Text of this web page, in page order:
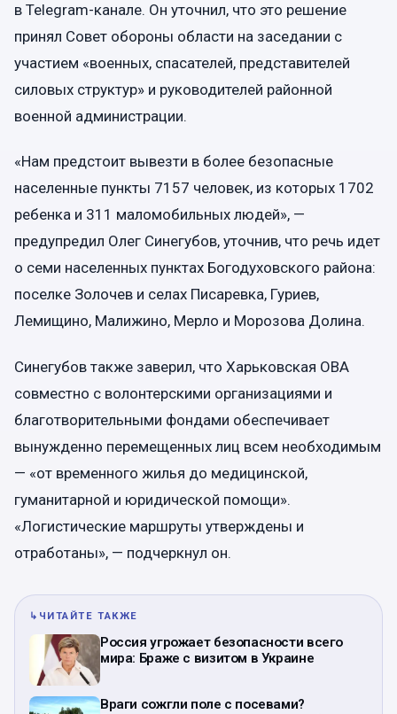
в Telegram-канале. Он уточнил, что это решение
принял Совет обороны области на заседании с
участием «военных, спасателей, представителей
силовых структур» и руководителей районной
военной администрации.
«Нам предстоит вывезти в более безопасные
населенные пункты 7157 человек, из которых 1702
ребенка и 311 маломобильных людей», —
предупредил Олег Синегубов, уточнив, что речь идет
о семи населенных пунктах Богодуховского района:
поселке Золочев и селах Писаревка, Гуриев,
Лемищино, Малижино, Мерло и Морозова Долина.
Синегубов также заверил, что Харьковская ОВА
совместно с волонтерскими организациями и
благотворительными фондами обеспечивает
вынужденно перемещенных лиц всем необходимым
— «от временного жилья до медицинской,
гуманитарной и юридической помощи».
«Логистические маршруты утверждены и
отработаны», — подчеркнул он.
↳ ЧИТАЙТЕ ТАКЖЕ
Россия угрожает безопасности всего
мира: Браже с визитом в Украине
Враги сожгли поле с посевами?